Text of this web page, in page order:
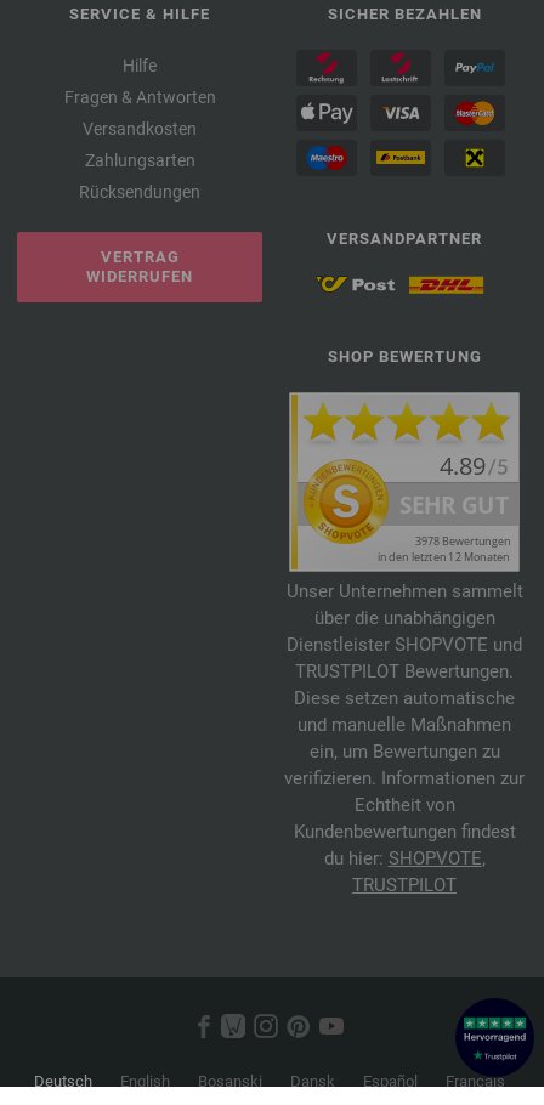
SERVICE & HILFE
Hilfe
Fragen & Antworten
Versandkosten
Zahlungsarten
Rücksendungen
VERTRAG
WIDERRUFEN
SICHER BEZAHLEN
VERSANDPARTNER
SHOP BEWERTUNG
Unser Unternehmen sammelt
über die unabhängigen
Dienstleister SHOPVOTE und
TRUSTPILOT Bewertungen.
Diese setzen automatische
und manuelle Maßnahmen
ein, um Bewertungen zu
verifizieren. Informationen zur
Echtheit von
Kundenbewertungen findest
du hier: SHOPVOTE,
TRUSTPILOT
Deutsch English Bosanski Dansk Español
Français